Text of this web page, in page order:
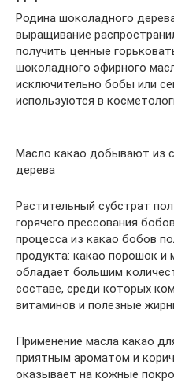
Родина шоколадного
выращивание
получить ценные
шоколадного эфирного
исключительно бобы или
используются в
Масло какао добывают из
дерева
Растительный субстрат
горячего прессования
процесса из какао бобов
продукта: какао порошок
обладает большим
составе, среди которых
витаминов и полезные
Применение масла какао
приятным ароматом и
оказывает на кожные